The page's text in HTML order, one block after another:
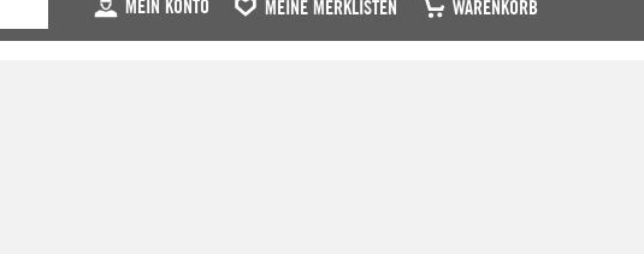
MEIN KONTO MEINE MERKLISTEN WARENKORB